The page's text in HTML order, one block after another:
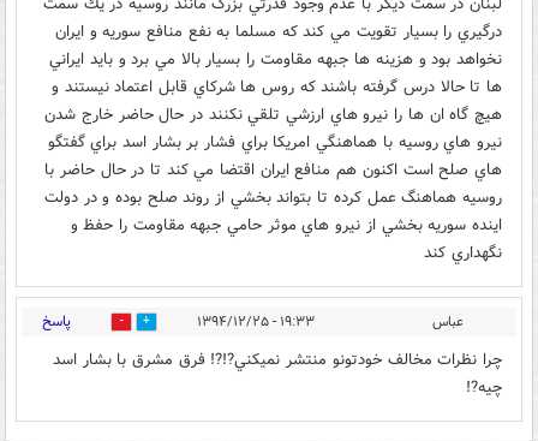
درگيري را بسيار تقويت مي كند كه مسلما به نفع منافع سوريه و ايران
نخواهد بود و هزينه ها جبهه مقاومت را بسيار بالا مي برد و بايد ايراني
ها تا حالا درس گرفته باشند كه روس ها شركاي قابل اعتماد نيستند و
هيچ گاه ان ها را نيرو هاي ارزشي تلقي نكنند در حال حاضر خارج شدن
نيرو هاي روسيه با هماهنگي امريكا براي فشار بر بشار اسد براي گفتگو
هاي صلح است اكنون هم منافع ايران اقتضا مي كند تا در حال حاضر با
روسيه هماهنگ عمل كرده تا بتواند بخشي از روند صلح بوده و در دولت
اينده سوريه بخشي از نيرو هاي موثر حامي جبهه مقاومت را حفظ و
نگهداري كند
عباس ۱۹:۳۳ - ۱۳۹۴/۱۲/۲۵ 0 پاسخ
چرا نظرات مخالف خودتونو منتشر نميکني?!?! فرق مشرق با بشار اسد
چيه?!